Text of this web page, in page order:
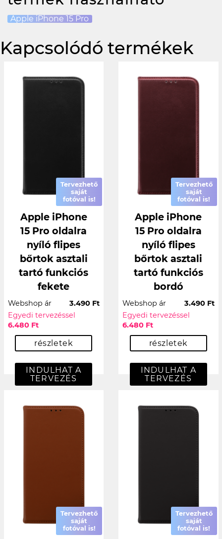
Apple iPhone 15 Pro
Kapcsolódó termékek
Tervezhető
saját
fotóval is!
Apple iPhone
15 Pro oldalra
nyíló flipes
bőrtok asztali
tartó funkciós
fekete
Webshop ár
3.490 Ft
Egyedi tervezéssel
6.480 Ft
részletek
INDULHAT A
TERVEZÉS
Tervezhető
saját
fotóval is!
Apple iPhone
15 Pro oldalra
nyíló flipes
bőrtok asztali
tartó funkciós
bordó
Webshop ár
3.490 Ft
Egyedi tervezéssel
6.480 Ft
részletek
INDULHAT A
TERVEZÉS
Tervezhető
saját
fotóval is!
Tervezhető
saját
fotóval is!